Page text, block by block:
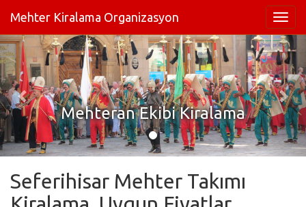
Mehter Kiralama Organizasyon
Mehteran Ekibi Kiralama
Seferihisar Mehter Takımı